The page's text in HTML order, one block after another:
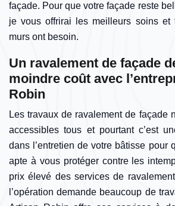
façade. Pour que votre façade reste
je vous offrirai les meilleurs soins et
murs ont besoin.
Un ravalement de façade
moindre coût avec
Robin
Les travaux de ravalement de façade
accessibles tous et pourtant c’est
dans l’entretien de votre bâtisse pour
apte à vous protéger contre les
prix élevé des services de
l’opération demande beaucoup de